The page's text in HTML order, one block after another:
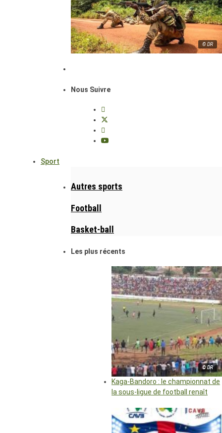
© DR
Nous Suivre
Sport
Autres sports
Football
Basket-ball
Les plus récents
© DR
Kaga-Bandoro : le championnat de
la sous-ligue de football renaît